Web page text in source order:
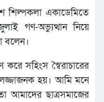
শিল্পকলা একাডেমিতে
গণ-অভ্যুত্থান নিয়ে
বলেন।
সহিংস স্বৈরাচারের
হয়। আমি মনে
আমাদের ছাত্রসমাজের